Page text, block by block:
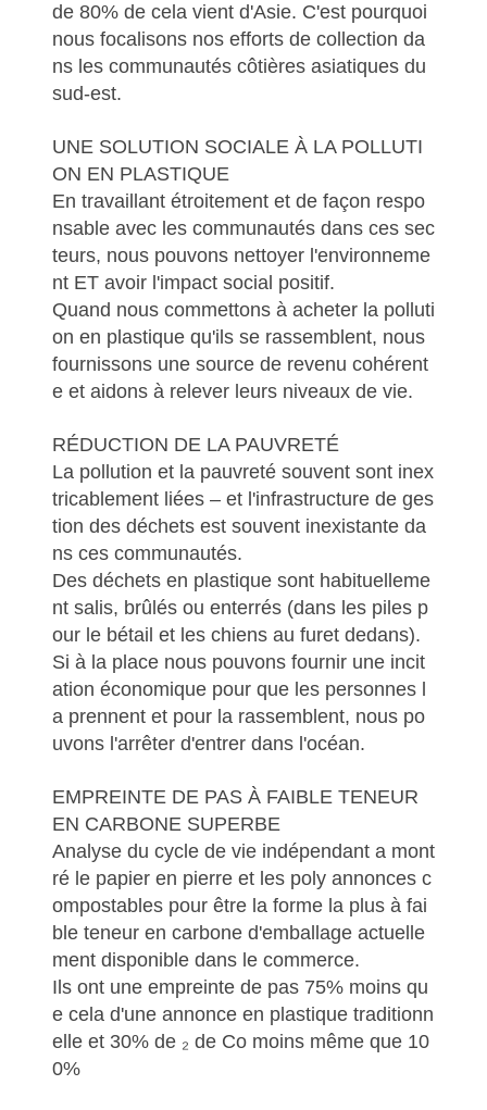
de 80% de cela vient d'Asie. C'est pourquoi
nous focalisons nos efforts de collection da
ns les communautés côtières asiatiques du
sud-est.
UNE SOLUTION SOCIALE À LA POLLUTI
ON EN PLASTIQUE
En travaillant étroitement et de façon respo
nsable avec les communautés dans ces sec
teurs, nous pouvons nettoyer l'environneme
nt ET avoir l'impact social positif.
Quand nous commettons à acheter la polluti
on en plastique qu'ils se rassemblent, nous
fournissons une source de revenu cohérent
e et aidons à relever leurs niveaux de vie.
RÉDUCTION DE LA PAUVRETÉ
La pollution et la pauvreté souvent sont inex
tricablement liées – et l'infrastructure de ges
tion des déchets est souvent inexistante da
ns ces communautés.
Des déchets en plastique sont habituelleme
nt salis, brûlés ou enterrés (dans les piles p
our le bétail et les chiens au furet dedans).
Si à la place nous pouvons fournir une incit
ation économique pour que les personnes l
a prennent et pour la rassemblent, nous po
uvons l'arrêter d'entrer dans l'océan.
EMPREINTE DE PAS À FAIBLE TENEUR
EN CARBONE SUPERBE
Analyse du cycle de vie indépendant a mont
ré le papier en pierre et les poly annonces c
ompostables pour être la forme la plus à fai
ble teneur en carbone d'emballage actuelle
ment disponible dans le commerce.
Ils ont une empreinte de pas 75% moins qu
e cela d'une annonce en plastique traditionn
elle et 30% de ₂ de Co moins même que 10
0%